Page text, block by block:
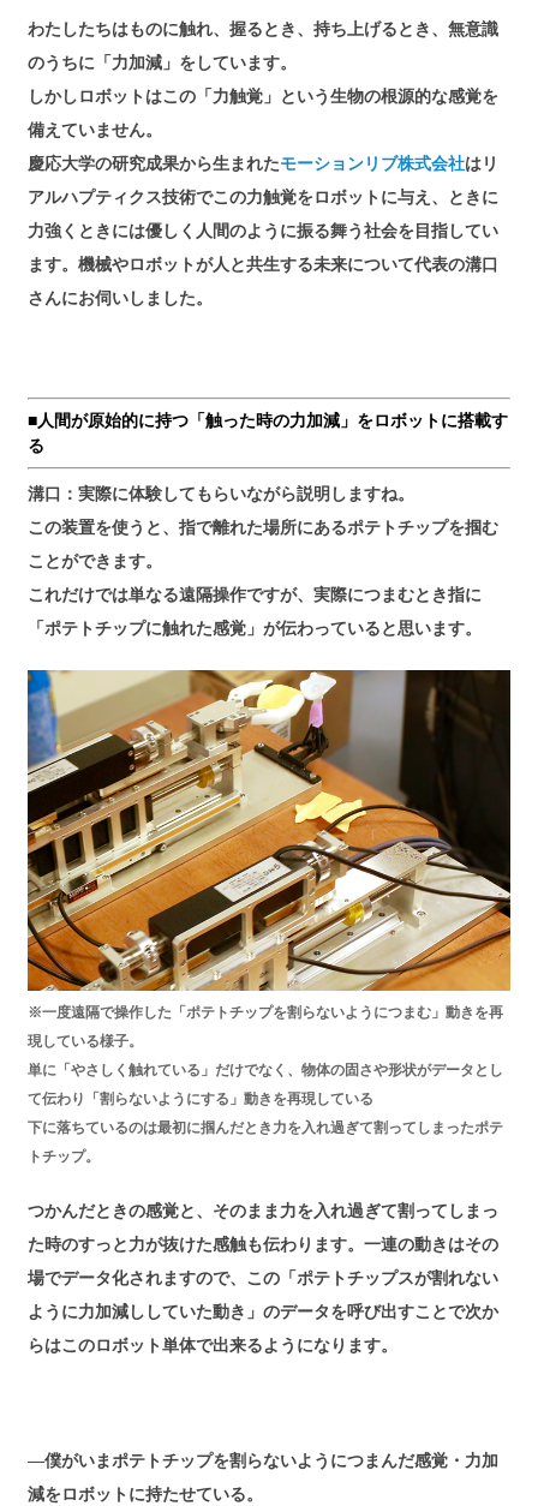
わたしたちはものに触れ、握るとき、持ち上げるとき、無意識
のうちに「力加減」をしています。
しかしロボットはこの「力触覚」という生物の根源的な感覚を
備えていません。
慶応大学の研究成果から生まれたモーションリブ株式会社はリ
アルハプティクス技術でこの力触覚をロボットに与え、ときに
力強くときには優しく人間のように振る舞う社会を目指してい
ます。機械やロボットが人と共生する未来について代表の溝口
さんにお伺いしました。
■人間が原始的に持つ「触った時の力加減」をロボットに搭載す
る
溝口：実際に体験してもらいながら説明しますね。
この装置を使うと、指で離れた場所にあるポテトチップを掴む
ことができます。
これだけでは単なる遠隔操作ですが、実際につまむとき指に
「ポテトチップに触れた感覚」が伝わっていると思います。
※一度遠隔で操作した「ポテトチップを割らないようにつまむ」動きを再
現している様子。
単に「やさしく触れている」だけでなく、物体の固さや形状がデータとし
て伝わり「割らないようにする」動きを再現している
下に落ちているのは最初に掴んだとき力を入れ過ぎて割ってしまったポテ
トチップ。
つかんだときの感覚と、そのまま力を入れ過ぎて割ってしまっ
た時のすっと力が抜けた感触も伝わります。一連の動きはその
場でデータ化されますので、この「ポテトチップスが割れない
ように力加減ししていた動き」のデータを呼び出すことで次か
らはこのロボット単体で出来るようになります。
―僕がいまポテトチップを割らないようにつまんだ感覚・力加
減をロボットに持たせている。